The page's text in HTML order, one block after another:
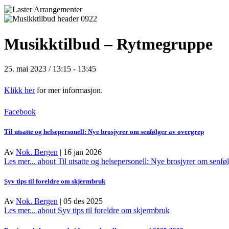
Musikktilbud – Rytmegruppe
25. mai 2023 / 13:15 - 13:45
Klikk herfor mer informasjon.
Facebook
Til utsatte og helsepersonell: Nye brosjyrer om senfølger av overgrep
Av Nok. Bergen | 16 jan 2026
Les mer... about Til utsatte og helsepersonell: Nye brosjyrer om
Syv tips til foreldre om skjermbruk
Av Nok. Bergen | 05 des 2025
Les mer... about Syv tips til foreldre om skjermbruk